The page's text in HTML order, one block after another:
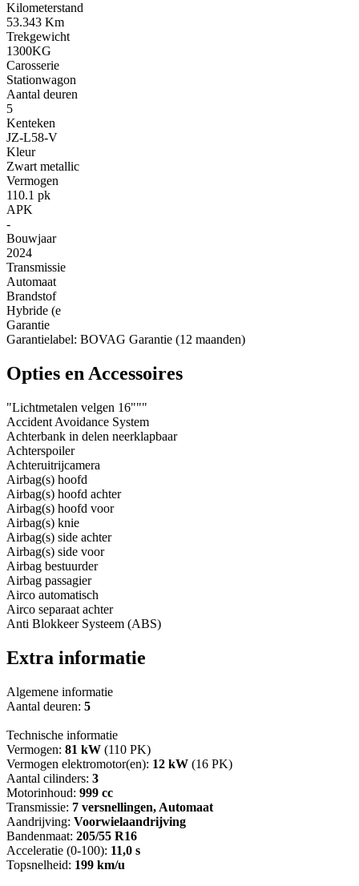
Kilometerstand
53.343 Km
Trekgewicht
1300KG
Carosserie
Stationwagon
Aantal deuren
5
Kenteken
JZ-L58-V
Kleur
Zwart metallic
Vermogen
110.1 pk
APK
-
Bouwjaar
2024
Transmissie
Automaat
Brandstof
Hybride (e
Garantie
Garantielabel: BOVAG Garantie (12 maanden)
Opties en Accessoires
"Lichtmetalen velgen 16"""
Accident Avoidance System
Achterbank in delen neerklapbaar
Achterspoiler
Achteruitrijcamera
Airbag(s) hoofd
Airbag(s) hoofd achter
Airbag(s) hoofd voor
Airbag(s) knie
Airbag(s) side achter
Airbag(s) side voor
Airbag bestuurder
Airbag passagier
Airco automatisch
Airco separaat achter
Anti Blokkeer Systeem (ABS)
Extra informatie
Algemene informatie
Aantal deuren: 5
Technische informatie
Vermogen: 81 kW (110 PK)
Vermogen elektromotor(en): 12 kW (16 PK)
Aantal cilinders: 3
Motorinhoud: 999 cc
Transmissie: 7 versnellingen, Automaat
Aandrijving: Voorwielaandrijving
Bandenmaat: 205/55 R16
Acceleratie (0-100): 11,0 s
Topsnelheid: 199 km/u